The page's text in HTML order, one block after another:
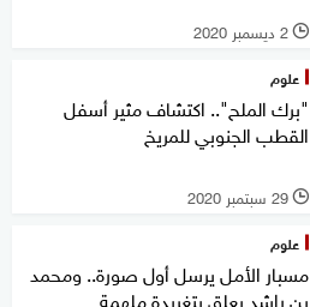
l 2 ديسمبر 2020
علوم
"برك الملح".. اكتشاف مثير أسفل
القطب الجنوبي للمريخ
l 29 سبتمبر 2020
علوم
مسبار الأمل يرسل أول صورة.. ومحمد
بن راشد يعلق بتغريدة ملهمة